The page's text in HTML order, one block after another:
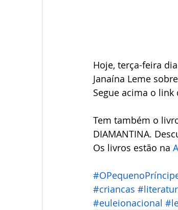
Hoje, terça-feira
Janaína Leme sobre
Segue acima o
Tem também o livro
DIAMANTINA.
Os livros estão na A
#criancas
#euleionacional